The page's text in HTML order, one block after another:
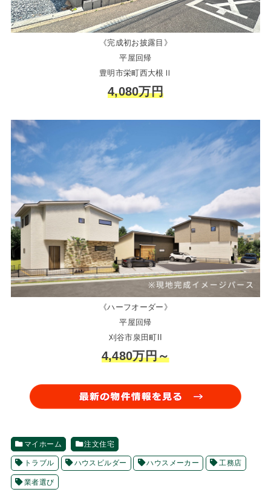
《完成初お披露目》
平屋回帰
豊明市栄町西大根Ⅱ
4,080万円
《ハーフオーダー》
平屋回帰
刈谷市泉田町II
4,480万円～
マイホーム 注文住宅
トラブル ハウスビルダー ハウスメーカー 工務店
業者選び